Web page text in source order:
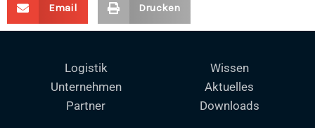
Email Drucken
Logistik
Unternehmen
Partner
Wissen
Aktuelles
Downloads